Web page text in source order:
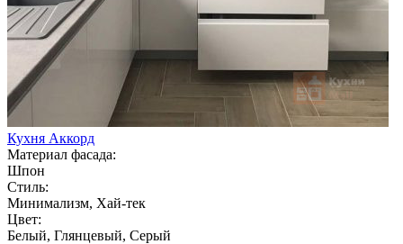
Кухня Аккорд
Материал фасада:
Шпон
Стиль:
Минимализм, Хай-тек
Цвет:
Белый, Глянцевый, Серый